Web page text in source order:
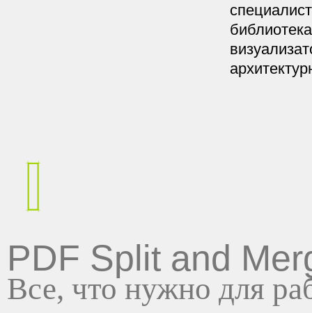
PDF Split and
Все, что нужно для